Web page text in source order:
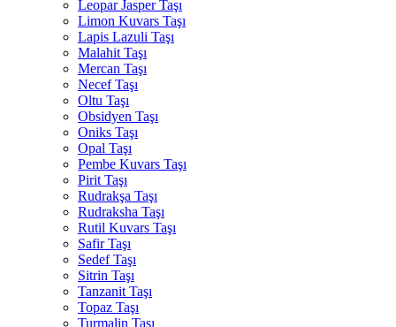
Leopar Jasper Taşı
Limon Kuvars Taşı
Lapis Lazuli Taşı
Malahit Taşı
Mercan Taşı
Necef Taşı
Oltu Taşı
Obsidyen Taşı
Oniks Taşı
Opal Taşı
Pembe Kuvars Taşı
Pirit Taşı
Rudrakşa Taşı
Rudraksha Taşı
Rutil Kuvars Taşı
Safir Taşı
Sedef Taşı
Sitrin Taşı
Tanzanit Taşı
Topaz Taşı
Turmalin Taşı